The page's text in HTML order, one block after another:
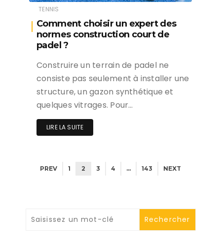
TENNIS
Comment choisir un expert des
normes construction court de
padel ?
Construire un terrain de padel ne
consiste pas seulement à installer une
structure, un gazon synthétique et
quelques vitrages. Pour…
LIRE LA SUITE
PREV 1 2 3 4 … 143 NEXT